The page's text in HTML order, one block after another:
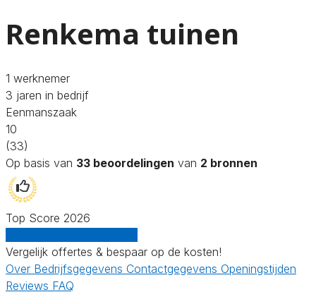
Renkema tuinen
1 werknemer
3 jaren in bedrijf
Eenmanszaak
10
(33)
Op basis van 33 beoordelingen van 2 bronnen
Top Score 2026
Vergelijk offertes & bespaar op de kosten!
Over Bedrijfsgegevens Contactgegevens Openingstijden
Reviews FAQ